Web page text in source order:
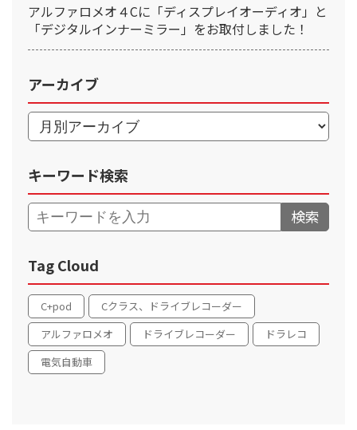
アルファロメオ４Cに「ディスプレイオーディオ」と
「デジタルインナーミラー」をお取付しました！
アーカイブ
キーワード検索
検索
Tag Cloud
C+pod
Cクラス、ドライブレコーダー
アルファロメオ
ドライブレコーダー
ドラレコ
電気自動車